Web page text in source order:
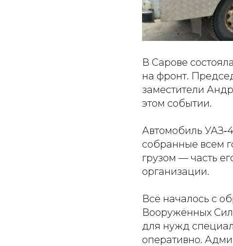
В Сарове
на фронт.
заместители
этом событии.
Автомобиль
собранные всем
грузом — часть
организации.
Всё началось с
Вооружённых
для нужд
оперативно.